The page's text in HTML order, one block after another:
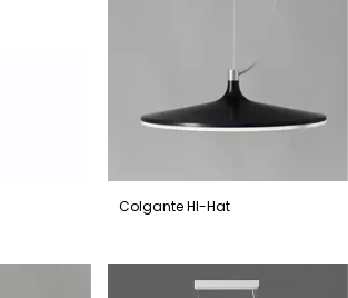
Colgante HI-Hat